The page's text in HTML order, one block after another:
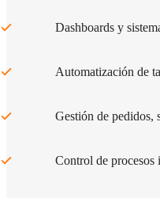
Dashboards y
Automatización de
Gestión de pedidos,
Control de procesos